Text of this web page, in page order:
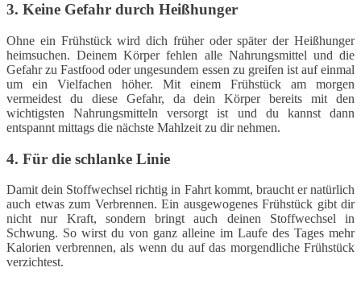
3. Keine Gefahr durch Heißhunger
Ohne ein Frühstück wird dich früher oder später der Heißhunger
heimsuchen. Deinem Körper fehlen alle Nahrungsmittel und die
Gefahr zu Fastfood oder ungesundem essen zu greifen ist auf einmal
um ein Vielfachen höher. Mit einem Frühstück am morgen
vermeidest du diese Gefahr, da dein Körper bereits mit den
wichtigsten Nahrungsmitteln versorgt ist und du kannst dann
entspannt mittags die nächste Mahlzeit zu dir nehmen.
4. Für die schlanke Linie
Damit dein Stoffwechsel richtig in Fahrt kommt, braucht er natürlich
auch etwas zum Verbrennen. Ein ausgewogenes Frühstück gibt dir
nicht nur Kraft, sondern bringt auch deinen Stoffwechsel in
Schwung. So wirst du von ganz alleine im Laufe des Tages mehr
Kalorien verbrennen, als wenn du auf das morgendliche Frühstück
verzichtest.